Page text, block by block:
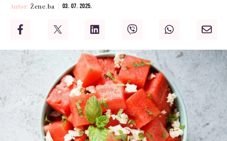
Autor:Žene.ba 03. 07. 2025.